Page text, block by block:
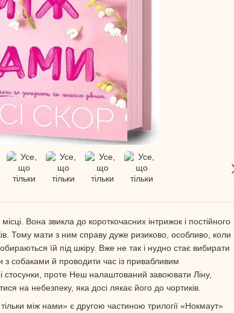
Вона звикла до короткочасних інтрижок і постійного
Тому мати з ним справу дуже ризиково, особливо, коли
їй під шкіру. Вже не так і нудно стає вибирати
з собаками й проводити час із привабливим
стосунки, проте Неш налаштований завоювати Ліну,
на небезпеку, яка досі лякає його до чортиків.
між нами» є другою частиною трилогії «Нокмаут»